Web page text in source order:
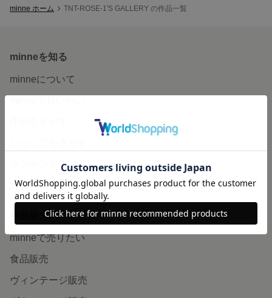
minne ホーム TNT-ROSE-1'S GALLERY の作品一覧
minneを知る
minneについて
特集
作品販売について
minneで売りたい
食品販売
ヴィンテージ販売